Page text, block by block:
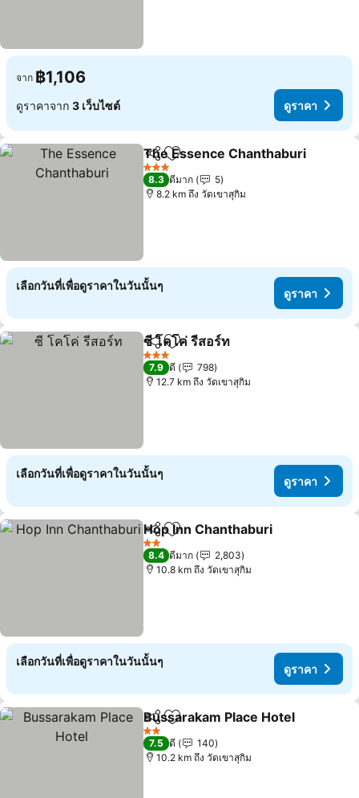
จาก ฿1,106
ดูราคาจาก 3 เว็บไซต์ ดูราคา
แชร์ เพิ่มในรายการโปรด
The Essence Chanthaburi
3 ดาว
8.3 ดีมาก
5
8.2 km ถึง วัดเขาสุกิม
เลือกวันที่เพื่อดูราคาในวันนั้นๆ
ดูราคา
แชร์ เพิ่มในรายการโปรด
ซี โคโค่ รีสอร์ท
3 ดาว
7.9 ดี
798
12.7 km ถึง วัดเขาสุกิม
เลือกวันที่เพื่อดูราคาในวันนั้นๆ
ดูราคา
แชร์ เพิ่มในรายการโปรด
Hop Inn Chanthaburi
2 ดาว
8.4 ดีมาก
2,803
10.8 km ถึง วัดเขาสุกิม
เลือกวันที่เพื่อดูราคาในวันนั้นๆ
ดูราคา
แชร์ เพิ่มในรายการโปรด
Bussarakam Place Hotel
2 ดาว
7.5 ดี
140
10.2 km ถึง วัดเขาสุกิม